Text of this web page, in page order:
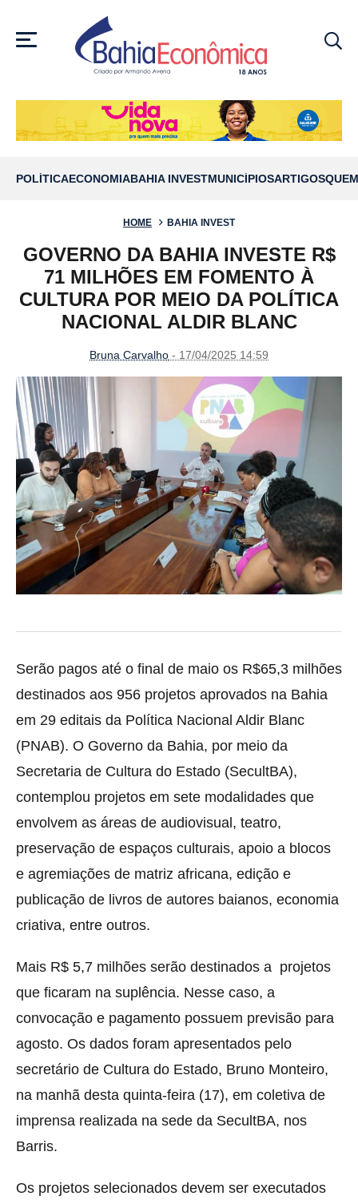
MENU
POLÍTICAECONOMIABAHIA INVESTMUNICÍPIOSARTIGOS
HOME BAHIA INVEST
GOVERNO DA BAHIA INVESTE R$
71 MILHÕES EM FOMENTO À
CULTURA POR MEIO DA POLÍTICA
NACIONAL ALDIR BLANC
Bruna Carvalho - 17/04/2025 14:59
Serão pagos até o final de maio os R$65,3 milhões
destinados aos 956 projetos aprovados na Bahia
em 29 editais da Política Nacional Aldir Blanc
(PNAB). O Governo da Bahia, por meio da
Secretaria de Cultura do Estado (SecultBA),
contemplou projetos em sete modalidades que
envolvem as áreas de audiovisual, teatro,
preservação de espaços culturais, apoio a blocos
e agremiações de matriz africana, edição e
publicação de livros de autores baianos, economia
criativa, entre outros.
Mais R$ 5,7 milhões serão destinados a projetos
que ficaram na suplência. Nesse caso, a
convocação e pagamento possuem previsão para
agosto. Os dados foram apresentados pelo
secretário de Cultura do Estado, Bruno Monteiro,
na manhã desta quinta-feira (17), em coletiva de
imprensa realizada na sede da SecultBA, nos
Barris.
Os projetos selecionados devem ser executados